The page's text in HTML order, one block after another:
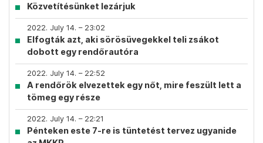
Közvetítésünket lezárjuk
2022. July 14. – 23:02
Elfogták azt, aki sörösüvegekkel teli zsákot
dobott egy rendőrautóra
2022. July 14. – 22:52
A rendőrök elvezettek egy nőt, mire feszült lett a
tömeg egy része
2022. July 14. – 22:21
Pénteken este 7-re is tüntetést tervez ugyanide